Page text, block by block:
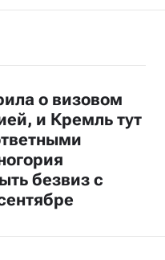
о визовом
и Кремль тут
безвиз с